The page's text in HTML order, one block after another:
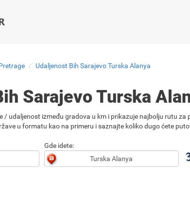
Udaljenost Bih Sarajevo Turska Alanya
Sarajevo Turska
/ udaljenost između gradova u km i prikazuje najbolju rutu za
u formatu kao na primeru i saznajte koliko dugo ćete
Gde idete: